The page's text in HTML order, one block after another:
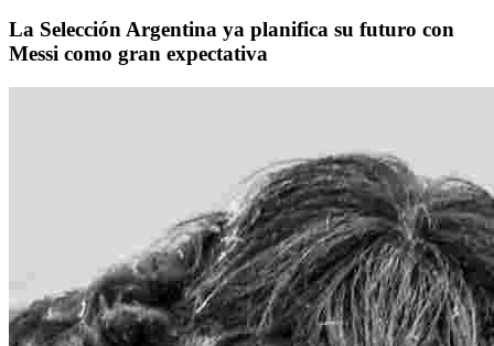
La Selección Argentina ya planifica su futuro con
Messi como gran expectativa